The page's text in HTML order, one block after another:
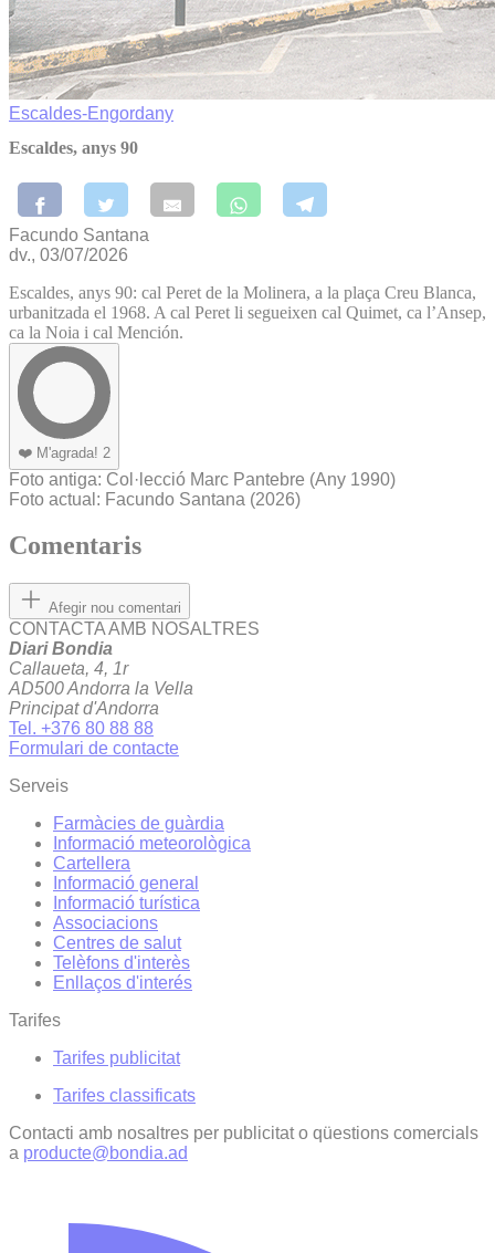
Escaldes-Engordany
Escaldes, anys 90
Facundo Santana
dv., 03/07/2026
Escaldes, anys 90: cal Peret de la Molinera, a la plaça Creu Blanca,
urbanitzada el 1968. A cal Peret li segueixen cal Quimet, ca l’Ansep,
ca la Noia i cal Mención.
❤️ M'agrada! 2
Foto antiga: Col·lecció Marc Pantebre (Any 1990)
Foto actual : Facundo Santana (2026)
Comentaris
Afegir nou comentari
CONTACTA AMB NOSALTRES
Diari Bondia
Callaueta, 4, 1r
AD500 Andorra la Vella
Principat d'Andorra
Tel. +376 80 88 88
Formulari de contacte
Serveis
Farmàcies de guàrdia
Informació meteorològica
Cartellera
Informació general
Informació turística
Associacions
Centres de salut
Telèfons d'interès
Enllaços d'interés
Tarifes
Tarifes publicitat
Tarifes classificats
Contacti amb nosaltres per publicitat o qüestions comercials
a producte@bondia.ad